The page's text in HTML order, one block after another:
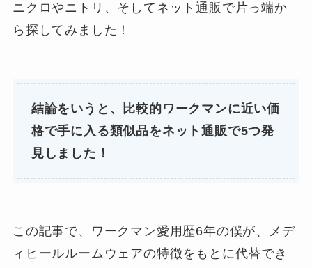
ニクロやニトリ、そしてネット通販で片っ端か
ら探してみました！
結論をいうと、比較的ワークマンに近い価
格で手に入る類似品をネット通販で5つ発
見しました！
この記事で、ワークマン愛用歴6年の僕が、メデ
ィヒールルームウェアの特徴をもとに代替でき